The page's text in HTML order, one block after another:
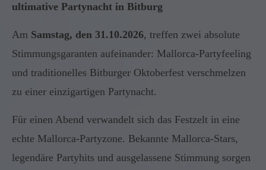
ultimative Partynacht in Bitburg
Am Samstag, den 31.10.2026, treffen zwei absolute
Stimmungsgaranten aufeinander: Mallorca-Partyfeeling
und traditionelles Bitburger Oktoberfest verschmelzen
zu einer einzigartigen Partynacht.
Für einen Abend verwandelt sich das Festzelt in eine
echte Mallorca-Partyzone. Bekannte Mallorca-Stars,
legendäre Partyhits und ausgelassene Stimmung sorgen